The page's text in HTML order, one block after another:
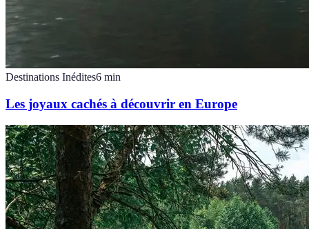
Destinations Inédites6 min
Les joyaux cachés à découvrir en Europe